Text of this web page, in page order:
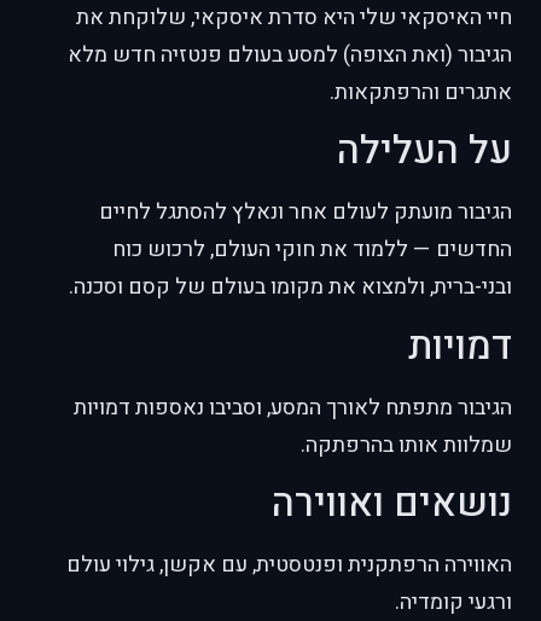
חיי האיסקאי שלי היא סדרת איסקאי, שלוקחת את
הגיבור (ואת הצופה) למסע בעולם פנטזיה חדש מלא
אתגרים והרפתקאות.
על העלילה
הגיבור מועתק לעולם אחר ונאלץ להסתגל לחיים
החדשים — ללמוד את חוקי העולם, לרכוש כוח
ובני-ברית, ולמצוא את מקומו בעולם של קסם וסכנה.
דמויות
הגיבור מתפתח לאורך המסע, וסביבו נאספות דמויות
שמלוות אותו בהרפתקה.
נושאים ואווירה
האווירה הרפתקנית ופנטסטית, עם אקשן, גילוי עולם
ורגעי קומדיה.